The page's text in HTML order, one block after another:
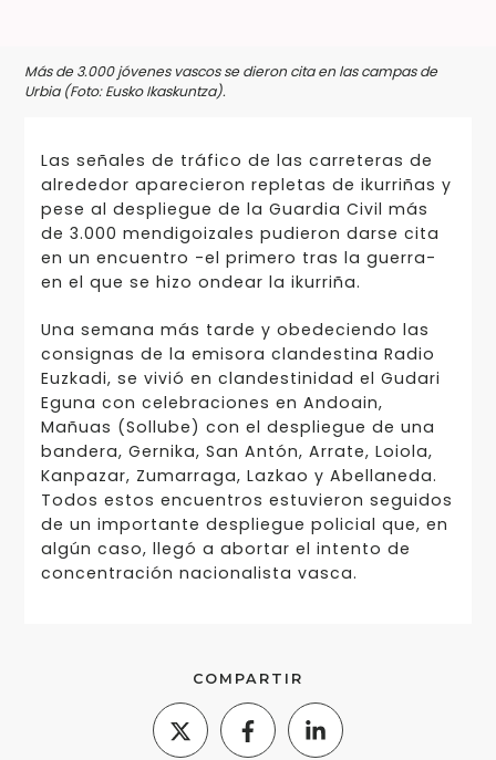
Más de 3.000 jóvenes vascos se dieron cita en las campas de
Urbia (Foto: Eusko Ikaskuntza).
Las señales de tráfico de las carreteras de
alrededor aparecieron repletas de ikurriñas y
pese al despliegue de la Guardia Civil más
de 3.000 mendigoizales pudieron darse cita
en un encuentro -el primero tras la guerra-
en el que se hizo ondear la ikurriña.
Una semana más tarde y obedeciendo las
consignas de la emisora clandestina Radio
Euzkadi, se vivió en clandestinidad el Gudari
Eguna con celebraciones en Andoain,
Mañuas (Sollube) con el despliegue de una
bandera, Gernika, San Antón, Arrate, Loiola,
Kanpazar, Zumarraga, Lazkao y Abellaneda.
Todos estos encuentros estuvieron seguidos
de un importante despliegue policial que, en
algún caso, llegó a abortar el intento de
concentración nacionalista vasca.
COMPARTIR